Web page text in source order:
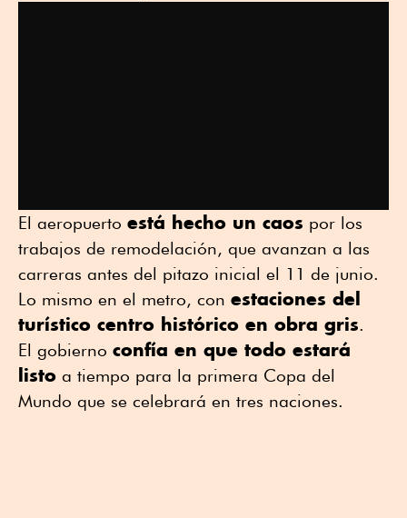
El aeropuerto está hecho un caos por los
trabajos de remodelación, que avanzan a las
carreras antes del pitazo inicial el 11 de junio.
Lo mismo en el metro, con estaciones del
turístico centro histórico en obra gris.
El gobierno confía en que todo estará
listo a tiempo para la primera Copa del
Mundo que se celebrará en tres naciones.